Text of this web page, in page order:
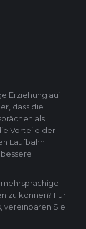
Erziehung auf
dass die
als
Vorteile der
Laufbahn
zu können? Für
vereinbaren Sie